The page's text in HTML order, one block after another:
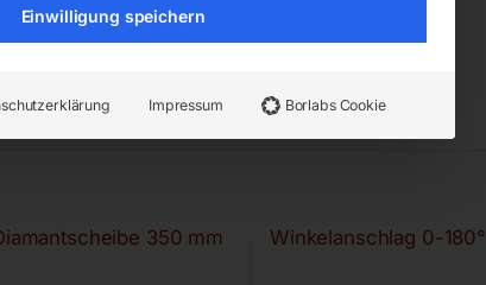
350 mm Winkelanschlag 0-180°
Einwilligung speichern
Impressum Borlabs Cookie